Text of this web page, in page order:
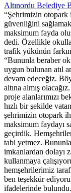
Altınordu Belediye
“Şehrimizin otopark
güvenliğini
maksimum fayda
dedi. Özellikle
trafik yükünün
“Bununla beraber
uygun bulunan atıl
devam edeceğiz.
altına almış
proje alanlarımızı
hızlı bir şekilde
şehrimizin otopark
maksimum faydayı
geçirdik.
tabi yetmez.
imkanlardan dolayı
kullanmaya
hemşehrilerimiz
ben teşekkür
ifadelerinde bulundu.